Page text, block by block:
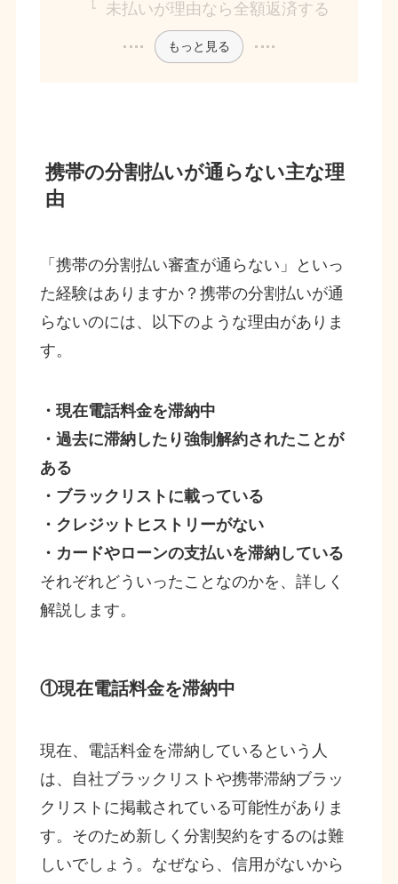
未払いが理由なら全額返済する
もっと見る
携帯の分割払いが通らない主な理
由
「携帯の分割払い審査が通らない」といっ
た経験はありますか？携帯の分割払いが通
らないのには、以下のような理由がありま
す。
・現在電話料金を滞納中
・過去に滞納したり強制解約されたことが
ある
・ブラックリストに載っている
・クレジットヒストリーがない
・カードやローンの支払いを滞納している
それぞれどういったことなのかを、詳しく
解説します。
①現在電話料金を滞納中
現在、電話料金を滞納しているという人
は、自社ブラックリストや携帯滞納ブラッ
クリストに掲載されている可能性がありま
す。そのため新しく分割契約をするのは難
しいでしょう。なぜなら、信用がないから